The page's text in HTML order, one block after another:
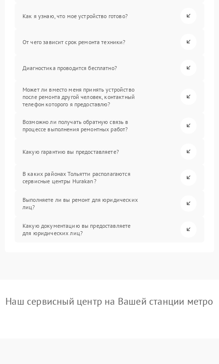
Как я узнаю, что мое устройство готово?
От чего зависит срок ремонта техники?
Диагностика проводится бесплатно?
Может ли вместо меня принять устройство
после ремонта другой человек, контактный
телефон которого я предоставлю?
Возможно ли получать обратную связь в
процессе выполнения ремонтных работ?
Какую гарантию вы предоставляете?
В каких районах Тольятти располагаются
сервисные центры Hurakan?
Выполняете ли вы ремонт для юридических
лиц?
Какую документацию вы предоставляете
для юридических лиц?
Наш сервисный центр на Вашей станции метро